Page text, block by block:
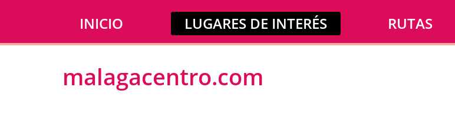
INICIO LUGARES DE INTERÉS RUTAS
malagacentro.com